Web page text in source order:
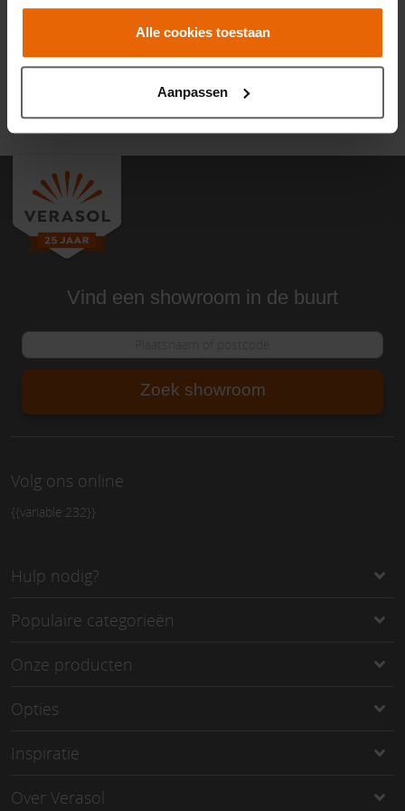
Alle cookies toestaan
Aanpassen
Merken
Alle woord- en beeldmerken op deze site zijn eigendom
van Verasol, tenzij anders aangegeven. Zonder schriftelijke
toestemming van Verasol is het niet toegestaan gebruik te
maken van deze merken.
Vind een showroom in de buurt
Zoek showroom
Volg ons online
{{variable:232}}
Hulp nodig?
Populaire categorieën
Onze producten
Opties
Inspiratie
Over Verasol